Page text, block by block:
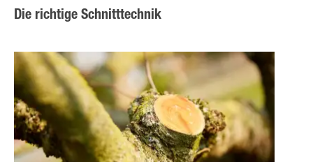
Die richtige Schnitttechnik